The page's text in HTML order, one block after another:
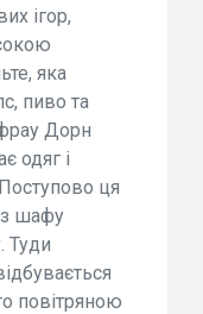
ігор,
яка
пиво та
Дорн
одяг і
ця
шафу
Туди
повітряною